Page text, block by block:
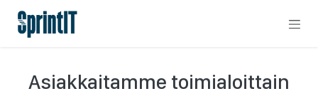
Asiakkaitamme toimialoittain